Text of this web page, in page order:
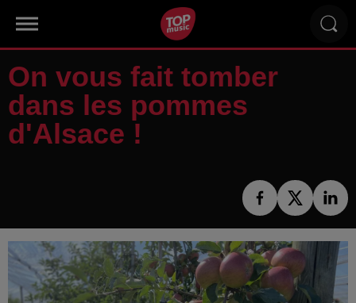
On vous fait tomber
dans les pommes
d'Alsace !